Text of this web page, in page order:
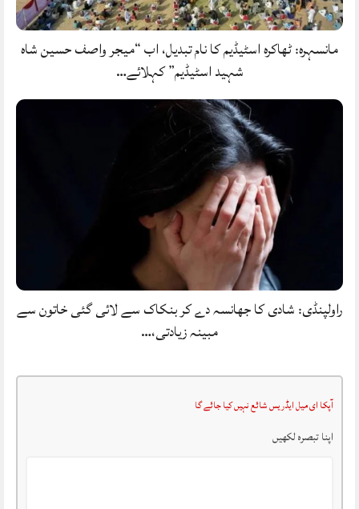
مانسہرہ: ٹھاکرہ اسٹیڈیم کا نام تبدیل، اب “میجر واصف حسین شاہ
شہید اسٹیڈیم” کہلائے…
راولپنڈی: شادی کا جھانسہ دے کر بنکاک سے لائی گئی خاتون سے
مبینہ زیادتی،…
آپکا ای میل ایڈریس شائع نہیں کیا جائے گا
اپنا تبصرہ لکھیں